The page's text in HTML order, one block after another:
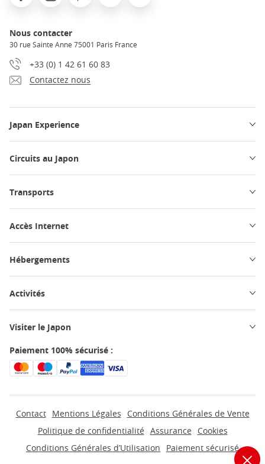
Nous contacter
30 rue Sainte Anne 75001 Paris France
+33 (0) 1 42 61 60 83
Contactez nous
Japan Experience
Circuits au Japon
Transports
Accès Internet
Hébergements
Activités
Visiter le Japon
Paiement 100% sécurisé :
Contact Mentions Légales
Conditions Générales de Vente
Politique de confidentialité Assurance
Cookies
Conditions Générales d’Utilisation
Paiement sécurisé